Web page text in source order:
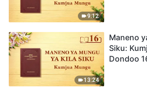
9:12
13:24
Maneno
Siku:
Dondoo